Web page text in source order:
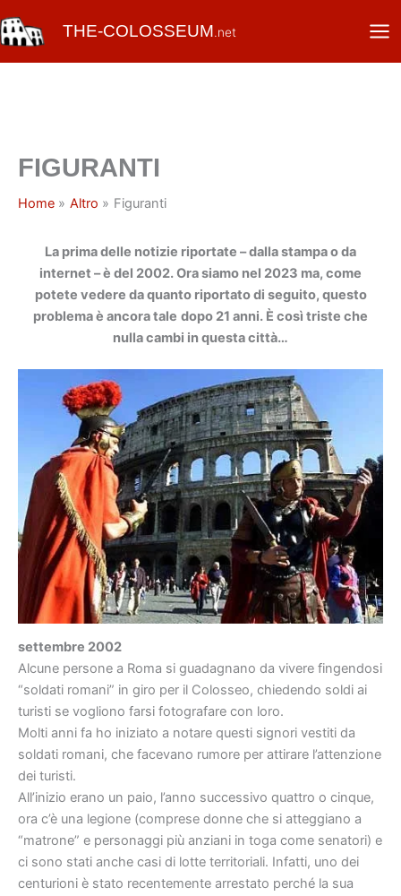
al
THE-COLOSSEUM.net
FIGURANTI
Home Altro Figuranti
La prima delle notizie riportate – dalla stampa o da
internet – è del 2002. Ora siamo nel 2023 ma, come
potete vedere da quanto riportato di seguito, questo
problema è ancora tale dopo 21 anni. È così triste che
nulla cambi in questa città…
settembre 2002
Alcune persone a Roma si guadagnano da vivere fingendosi
“soldati romani” in giro per il Colosseo, chiedendo soldi ai
turisti se vogliono farsi fotografare con loro.
Molti anni fa ho iniziato a notare questi signori vestiti da
soldati romani, che facevano rumore per attirare l’attenzione
dei turisti.
All’inizio erano un paio, l’anno successivo quattro o cinque,
ora c’è una legione (comprese donne che si atteggiano a
“matrone” e personaggi più anziani in toga come senatori) e
ci sono stati anche casi di lotte territoriali. Infatti, uno dei
centurioni è stato recentemente arrestato perché la sua